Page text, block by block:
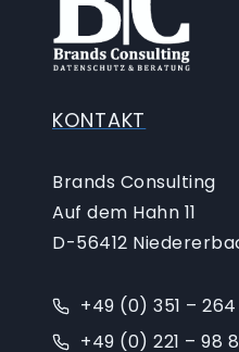
KONTAKT
Brands Consulting
Auf dem Hahn 11
D-56412
+49 (0) 351 –
+49 (0) 221 – 98